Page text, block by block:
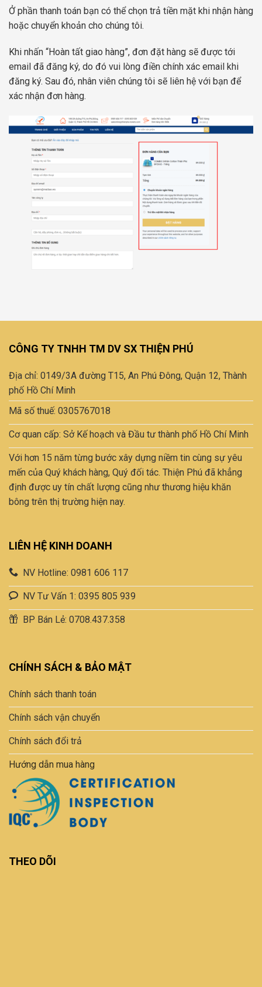
Ở phần thanh toán bạn có thể chọn trả tiền mặt khi nhận hàng
hoặc chuyển khoản cho chúng tôi.
Khi nhấn “Hoàn tất giao hàng”, đơn đặt hàng sẽ được tới
email đã đăng ký, do đó vui lòng điền chính xác email khi
đăng ký. Sau đó, nhân viên chúng tôi sẽ liên hệ với bạn để
xác nhận đơn hàng.
CÔNG TY TNHH TM DV SX THIỆN PHÚ
Địa chỉ: 0149/3A đường T15, An Phú Đông, Quận 12, Thành
phố Hồ Chí Minh
Mã số thuế: 0305767018
Cơ quan cấp: Sở Kế hoạch và Đầu tư thành phố Hồ Chí Minh
Với hơn 15 năm từng bước xây dựng niềm tin cùng sự yêu
mến của Quý khách hàng, Quý đối tác. Thiện Phú đã khẳng
định được uy tín chất lượng cũng như thương hiệu khăn
bông trên thị trường hiện nay.
LIÊN HỆ KINH DOANH
NV Hotline: 0981 606 117
NV Tư Vấn 1: 0395 805 939
BP Bán Lẻ: 0708.437.358
CHÍNH SÁCH & BẢO MẬT
Chính sách thanh toán
Chính sách vận chuyển
Chính sách đổi trả
Hướng dẫn mua hàng
THEO DÕI